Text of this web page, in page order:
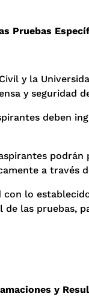
Pruebas
y la
y seguridad
deben
podrán
a través
lo
de las pruebas,
y